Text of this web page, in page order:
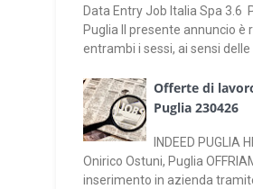
Data Entry Job Italia Spa 3.6
Puglia Il presente annuncio è
entrambi i sessi, ai sensi delle ...
Offerte di
Puglia 230426
INDEED PUGLIA
Onirico Ostuni, Puglia
inserimento in azienda